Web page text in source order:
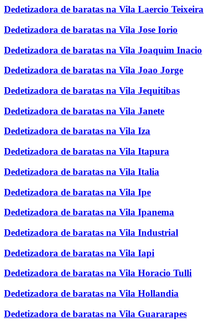
Dedetizadora de baratas na Vila Laercio Teixeira
Dedetizadora de baratas na Vila Jose Iorio
Dedetizadora de baratas na Vila Joaquim Inacio
Dedetizadora de baratas na Vila Joao Jorge
Dedetizadora de baratas na Vila Jequitibas
Dedetizadora de baratas na Vila Janete
Dedetizadora de baratas na Vila Iza
Dedetizadora de baratas na Vila Itapura
Dedetizadora de baratas na Vila Italia
Dedetizadora de baratas na Vila Ipe
Dedetizadora de baratas na Vila Ipanema
Dedetizadora de baratas na Vila Industrial
Dedetizadora de baratas na Vila Iapi
Dedetizadora de baratas na Vila Horacio Tulli
Dedetizadora de baratas na Vila Hollandia
Dedetizadora de baratas na Vila Guararapes